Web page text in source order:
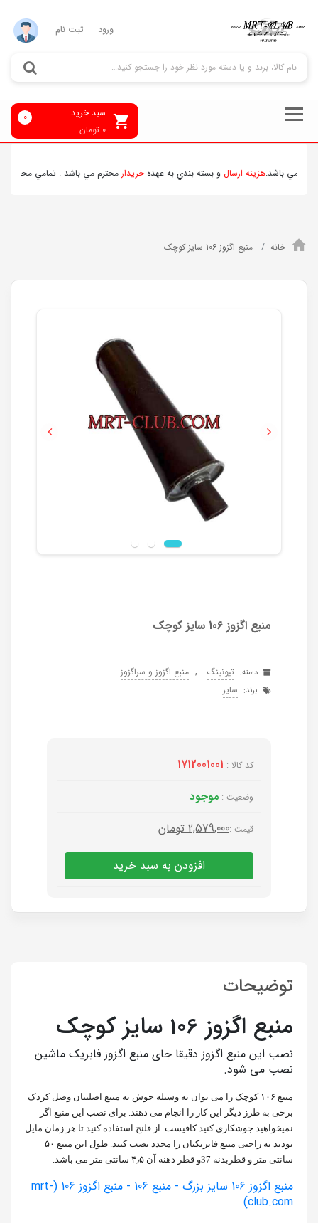
ورود ثبت نام
سبد خرید
0 تومان
0
مي باشد.هزينه ارسالو بسته بندي به عهدهخريدارمحترم مي باشد . تمامي محصولات
خانه منبع اگزوز 106 سایز کوچک
Previous Next
منبع اگزوز 106 سایز کوچک
دسته: تیونینگ , منبع اگزوز و سراگزوز
برند: سایر
کد کالا : 1712001001
وضعیت : موجود
قیمت :2,579,000 تومان
افزودن به سبد خرید
توضیحات
منبع اگزوز 106 سایز کوچک
نصب این منبع اگزوز دقیقا جای منبع اگزوز فابریک ماشین
نصب می شود.
منبع ۱۰۶ کوچک را می توان به وسیله جوش به منبع اصلیتان وصل کردک
برخی به طرز دیگر این کار را انجام می دهند. برای نصب این منبع اگر
نمیخواهید جوشکاری کنید کافیست از فلنج استفاده کنید تا هر زمان مایل
بودید به راحتی منبع فابریکتان را مجدد نصب کنید. طول این منبع ۵۰
سانتی متر و قطربدنه 37و قطر دهنه آن ۴٫۵ سانتی متر می باشد.
منبع اگزوز 106 سایز بزرگ - منبع 106 - منبع اگزوز 106 (mrt-
club.com)